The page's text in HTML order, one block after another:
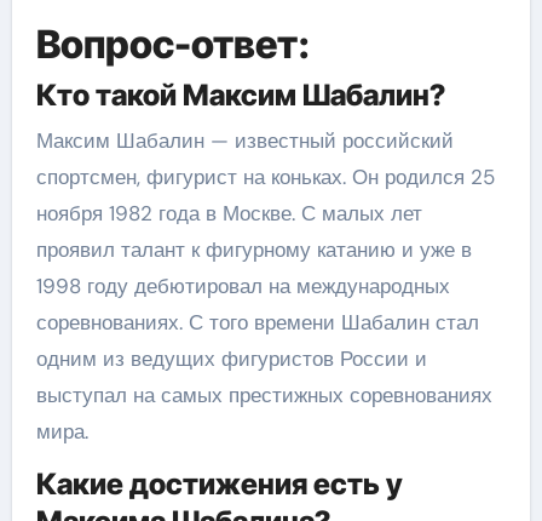
Вопрос-ответ:
Кто такой Максим Шабалин?
Максим Шабалин — известный российский
спортсмен, фигурист на коньках. Он родился 25
ноября 1982 года в Москве. С малых лет
проявил талант к фигурному катанию и уже в
1998 году дебютировал на международных
соревнованиях. С того времени Шабалин стал
одним из ведущих фигуристов России и
выступал на самых престижных соревнованиях
мира.
Какие достижения есть у